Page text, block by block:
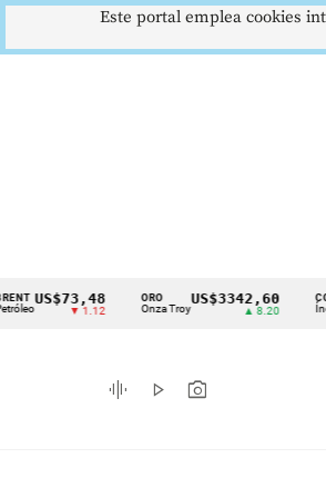
Cintillo
indicadores
económicos
▼ 1.12
ORO
Onza Troy
US$3342,60
▲ 8.20
COLCAP
Índ. Bursátil
graphic_eq play_arrow photo_camera
Este portal emplea cookies